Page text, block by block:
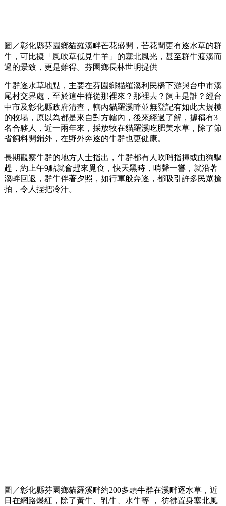
圖／彰化縣芬園鄉貓羅溪畔芒花盛開，芒花間更有逐水草的群
牛，可比擬「風吹草低見牛羊」的塞北風光，甚至群牛渡溪而
過的景致，更是難得。芬園鄉長林世明提供
牛群逐水草地點，主要在芬園鄉貓羅溪利民橋下游與台中市溪
尾村交界處，至於這牛群從那裡來？那裡去？飼主是誰？經台
中市及彰化縣政府清查，轄內貓羅溪畔並無登記有如此大規模
的牧場，原以為都是來自對方轄內，後來經過了解，據稱有3
名合夥人，近一兩年來，採放牧在貓羅溪吃肥美水草，除了節
省飼料開銷外，在野外奔逐的牛群也更健康。
長期觀察牛群的地方人士指出，牛群都有人吹哨指揮或由狗驅
趕，約上午9點就會趕來覓食，快天黑時，哨聲一響，就沿著
溪畔回返，群牛伴著夕照，如行軍般奔逐，都吸引許多民眾搶
拍，令人捏把冷汗。
圖／彰化縣芬園鄉貓羅溪畔約200多頭牛群在溪畔逐水草，近
日在網路爆紅，除了黃牛、乳牛、水牛等 ， 彷彿置身塞北風